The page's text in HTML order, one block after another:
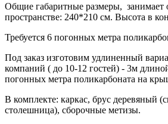
Общие габаритные размеры, занимает
пространстве: 240*210 см. Высота в
Требуется 6 погонных метра
Под заказ изготовим удлиненный
компаний ( до 10-12 гостей) - 3м
погонных метра поликарбоната на
В комплекте: каркас, брус деревяный
столешница), сборочные метизы.